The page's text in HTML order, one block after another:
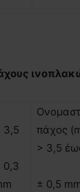
3,5
0,3
πάχος
> 3,5
± 0,5